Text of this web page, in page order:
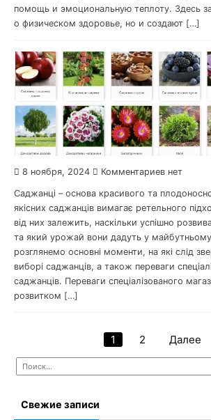
помощь и эмоциональную теплоту. Здесь
о физическом здоровье, но и создают […]
8 ноября, 2024 Комментариев нет
Саджанці – основа красивого та
якісних саджанців вимагає ретельного
від них залежить, наскільки успішно
та який урожай вони дадуть у майбутньому.
розглянемо основні моменти, на які слід
виборі саджанців, а також переваги
саджанців. Переваги спеціалізованого
розвитком […]
по
1 2 Далее
Найти:
Свежие записи